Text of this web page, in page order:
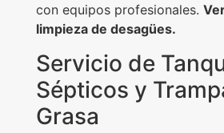
con equipos profesionales.
limpieza de desagües.
Servicio de
Sépticos y
Grasa